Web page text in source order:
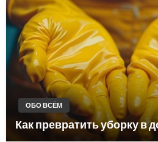
ОБО ВСЁМ
Как превратить уборку в